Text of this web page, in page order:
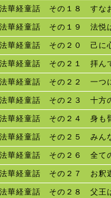
華経童話 その１８ すな
華経童話 その１９ 法悦
華経童話 その２０ 己に
華経童話 その２１ 拝ん
華経童話 その２２ 一つ
華経童話 その２３ 十方
華経童話 その２４ 身も
華経童話 その２５ みん
華経童話 その２６ 全て
華経童話 その２７ お釈
華経童話 その２８ 父王